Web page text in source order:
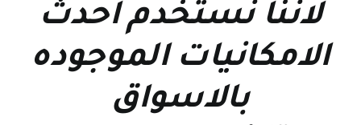
لاننا نستخدم احدث
الامكانيات الموجوده
بالاسواق